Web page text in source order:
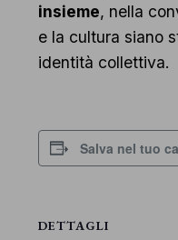
insieme, nella
e la cultura siano
identità collettiva.
Salva nel tuo
DETTAGLI